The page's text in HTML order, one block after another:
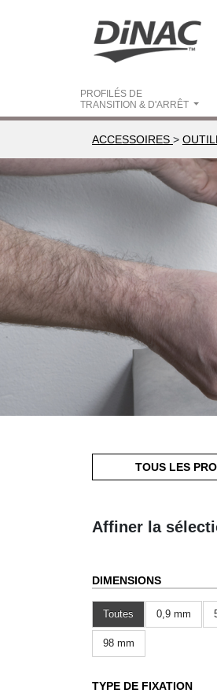
PROFILÉS DE
TRANSITION & D'ARRÊT
ACCESSOIRES >
TOUS LES
Affiner la
DIMENSIONS
Toutes 0,9 mm
98 mm
TYPE DE FIXATION